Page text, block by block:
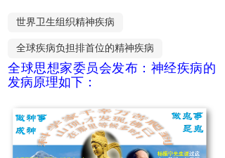
世界卫生组织精神疾病
全球疾病负担排首位的精神疾病
全球负担最重的精神疾病
世界精神卫生组织
在全球疾病负担中排首位的精神障碍
全球思想家委员会发布：神经疾病的
发病原理如下：